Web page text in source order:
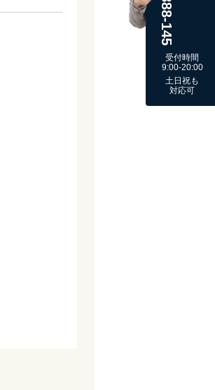
受付時間
9:00-20:00
土日祝も
対応可